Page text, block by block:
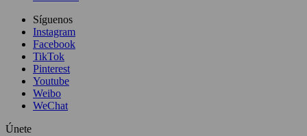
Síguenos
Instagram
Facebook
TikTok
Pinterest
Youtube
Weibo
WeChat
Únete